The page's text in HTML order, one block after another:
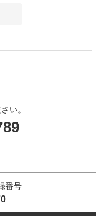
い。
番号